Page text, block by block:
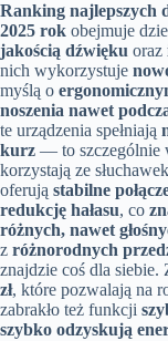
Ranking najlepszych
2025 rok obejmuje
jakością dźwięku oraz
nich wykorzystuje
myślą o
noszenia nawet
te urządzenia spełniają
kurz — to szczególnie
korzystają ze
oferują stabilne
redukcję hałasu, co
różnych, nawet
z różnorodnych
znajdzie coś dla siebie.
zł, które pozwalają na
zabrakło też funkcji
szybko odzyskują